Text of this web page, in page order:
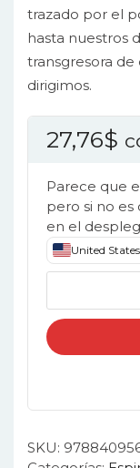
trazado por el
hasta nuestros
transgresora de
dirigimos.
27,76$
Parece que
pero si no
en el
United
cantidad
SKU: